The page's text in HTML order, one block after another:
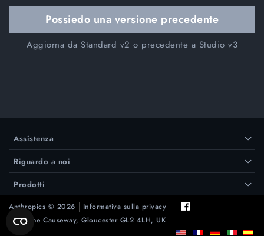
Possiedo una versione precedente
Aggiorna da Standard v2 o precedente a Studio v3
Assistenza ›
Riguardo a noi ›
Prodotti ›
Anthropics © 2026
Informativa sulla privacy
128 The Causeway, Gloucester GL2 4LH, UK